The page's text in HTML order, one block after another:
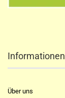
Informationen
Über uns